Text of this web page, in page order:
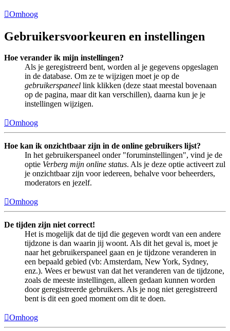
Omhoog
Gebruikersvoorkeuren en instellingen
Hoe verander ik mijn instellingen?
Als je geregistreerd bent, worden al je gegevens opgeslagen
in de database. Om ze te wijzigen moet je op de
gebruikerspaneel link klikken (deze staat meestal bovenaan
op de pagina, maar dit kan verschillen), daarna kun je je
instellingen wijzigen.
Omhoog
Hoe kan ik onzichtbaar zijn in de online gebruikers lijst?
In het gebruikerspaneel onder "foruminstellingen", vind je de
optie Verberg mijn online status. Als je deze optie activeert zul
je onzichtbaar zijn voor iedereen, behalve voor beheerders,
moderators en jezelf.
Omhoog
De tijden zijn niet correct!
Het is mogelijk dat de tijd die gegeven wordt van een andere
tijdzone is dan waarin jij woont. Als dit het geval is, moet je
naar het gebruikerspaneel gaan en je tijdzone veranderen in
een bepaald gebied (vb: Amsterdam, New York, Sydney,
enz.). Wees er bewust van dat het veranderen van de tijdzone,
zoals de meeste instellingen, alleen gedaan kunnen worden
door geregistreerde gebruikers. Als je nog niet geregistreerd
bent is dit een goed moment om dit te doen.
Omhoog